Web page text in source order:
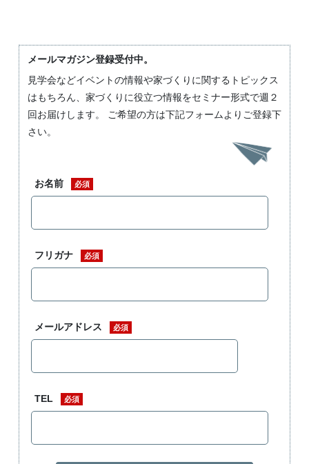
メールマガジン登録受付中。
見学会などイベントの情報や家づくりに関するトピックス
はもちろん、家づくりに役立つ情報をセミナー形式で週２
回お届けします。 ご希望の方は下記フォームよりご登録下
さい。
お名前 必須
フリガナ 必須
メールアドレス 必須
TEL 必須